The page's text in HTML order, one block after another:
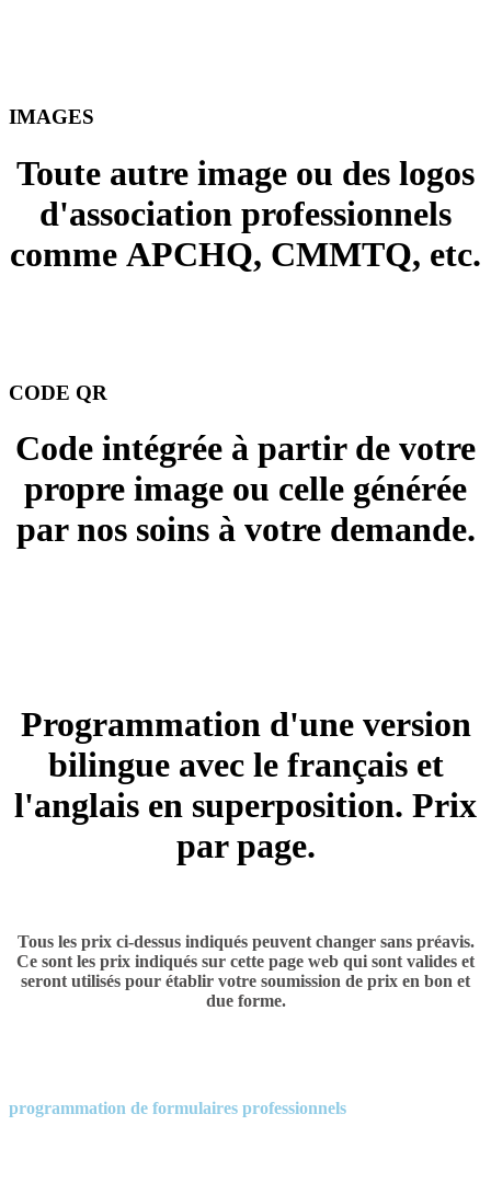
IMAGES
Toute autre image ou des logos
d'association professionnels
comme APCHQ, CMMTQ, etc.
CODE QR
Code intégrée à partir de votre
propre image ou celle générée
par nos soins à votre demande.
Programmation d'une version
bilingue avec le français et
l'anglais en superposition. Prix
par page.
Tous les prix ci-dessus indiqués peuvent changer sans préavis.
Ce sont les prix indiqués sur cette page web qui sont valides et
seront utilisés pour établir votre soumission de prix en bon et
due forme.
programmation de formulaires professionnels